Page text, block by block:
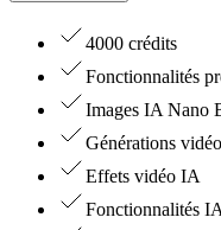
4000 crédits
Fonctionnalités
Images IA Nano
Générations
Effets vidéo IA
Fonctionnalités